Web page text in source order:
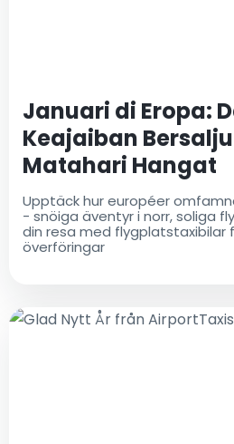
Januari di Eropa:
Keajaiban
Matahari Hangat
Upptäck hur européer
- snöiga äventyr i norr, soliga
din resa med flygplatstaxibilar
överföringar